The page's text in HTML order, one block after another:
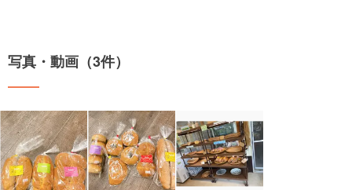
写真・動画（3件）